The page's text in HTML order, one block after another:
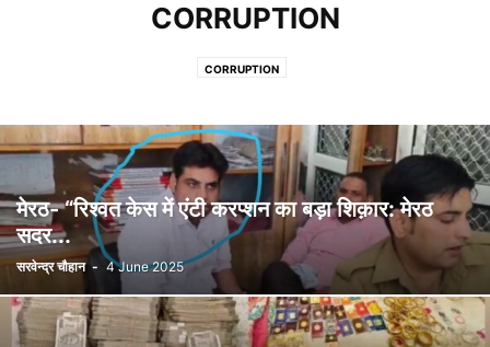
CORRUPTION
CORRUPTION
मेरठ- “रिश्वत केस में एंटी करप्शन का बड़ा शिक़ार: मेरठ
सदर...
सरवेन्द्र चौहान - 4 June 2025